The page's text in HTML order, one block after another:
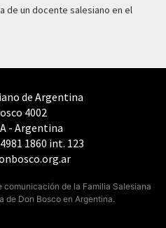
de un docente salesiano en el
de Argentina
4002
- Argentina
1860 int. 123
comunicación de la Familia Salesiana
de Don Bosco en Argentina.